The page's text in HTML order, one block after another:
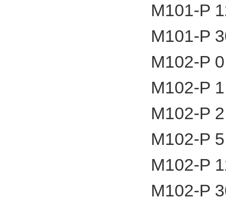
M101-P
M101-P
M102-P
M102-P
M102-P
M102-P
M102-P
M102-P